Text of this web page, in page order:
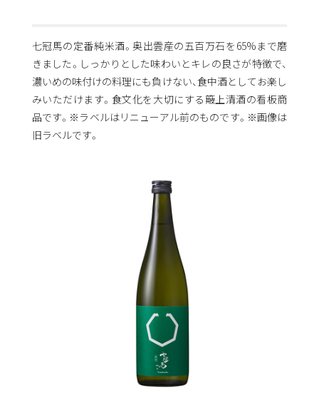
七冠馬の定番純米酒。奥出雲産の五百万石を 65% まで磨
きました。しっかりとした味わいとキレの良さが特徴で、
濃いめの味付けの料理にも負けない、食中酒としてお楽し
みいただけます。食文化を大切にする簸上清酒の看板商
品です。※ラベルはリニューアル前のものです。※画像は
旧ラベルです。